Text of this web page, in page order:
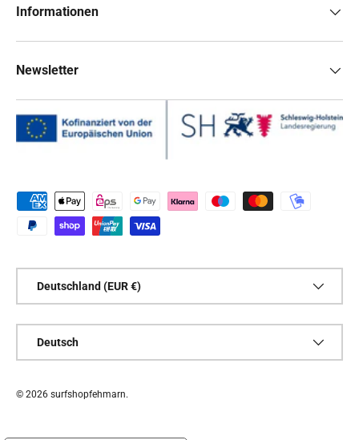
Informationen
Newsletter
Zahlungsmethoden
Deutschland (EUR €)
Deutsch
© 2026 surfshopfehmarn.